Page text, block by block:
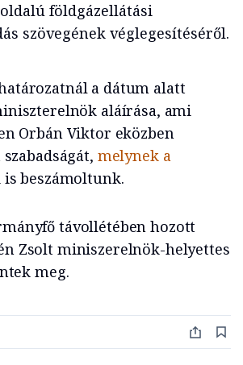
földgázellátási
szövegének véglegesítéséről.
a dátum alatt
aláírása, ami
Orbán Viktor eközben
melynek a
beszámoltunk.
távollétében hozott
Zsolt miniszerelnök-helyettes
meg.